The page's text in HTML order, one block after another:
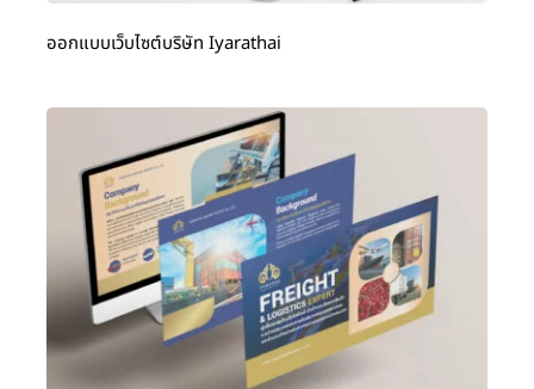
ออกแบบเว็บไซต์บริษัท Iyarathai